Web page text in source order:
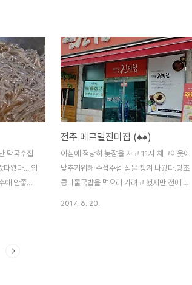
별관이있
망이 좋고
. 보다시피
게 아니라
지살위주
지 않으면
냥 구워
었던 오성
에 말아주
. 그리..
의외로 중국집이 많이 나와서 못해도 평균은
한다는 기본만 믿고 가봤다. 위치는 용문역에
서 용문시장으로 가는 길목.. 가게는 흔한 맛
집의 기본요건인 오래된 건물에 오래 장사한
흔적이 보이는 정도.. 일반적인 메뉴는 거의
동일했다. 우리는 탕수육, 쟁반짜장, 볶음밥,
잡탕밥을 시켰고 군만두는 서비스로 나왔다.
간만에 음식을 제대로 볶아서 가져오는 중국
집을 만날수 있었다. 탕수육은 요새 부먹이냐
찍먹이냐로 싸우지만..
막국수집
다왔다... 입
에 안좋은
면을 직접
전주 메르밀진미집 (♠♠)
아침에 적당히 늦잠을 자고 11시 체크아웃에
맞추기위해 주섬주섬 짐을 챙겨 나왔다.당초
콩나물국밥을 먹으러 가려고 했지만 전에 먹
2017. 6. 20.